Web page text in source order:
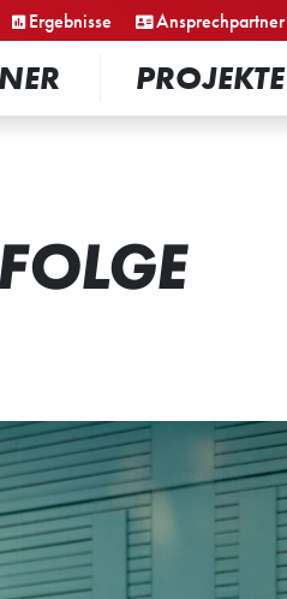
Ergebnisse Ansprechpartner
PROJEKTE